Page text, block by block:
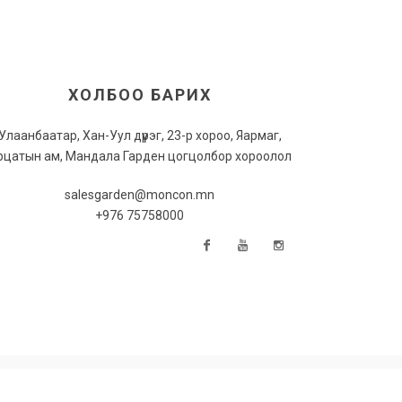
ХОЛБОО БАРИХ
Улаанбаатар, Хан-Уул дүүрэг, 23-р хороо, Яармаг,
ам, Мандала Гарден цогцолбор хороолол
salesgarden@moncon.mn
+976 75758000